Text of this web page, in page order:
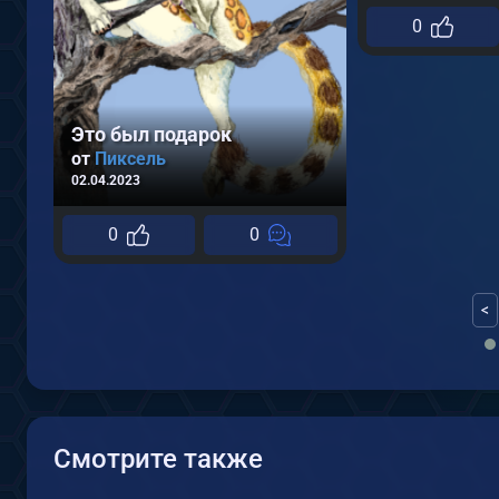
Это был подарок
от Пиксель
02.04.2023
0 0
0
<
Смотрите также